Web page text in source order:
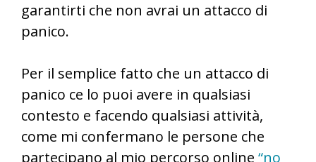
garantirti che non avrai un attacco di
panico.
Per il semplice fatto che un attacco di
panico ce lo puoi avere in qualsiasi
contesto e facendo qualsiasi attività,
come mi confermano le persone che
partecipano al mio percorso online “no